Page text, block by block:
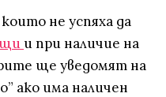
не успяха да
и при наличие на
ще уведомят на
ако има наличен